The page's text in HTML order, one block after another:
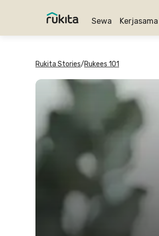
Sewa
Rukita Stories/Rukees 101